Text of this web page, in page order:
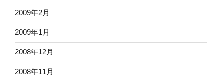
2009年2月
2009年1月
2008年12月
2008年11月